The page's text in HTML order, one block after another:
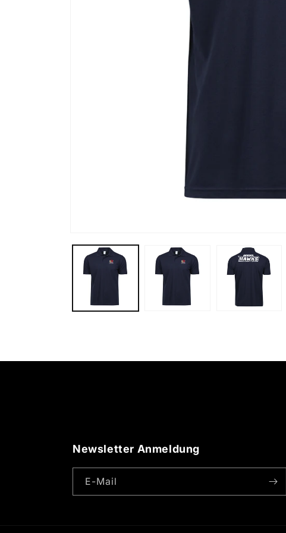
Newsletter Anmeldung
E-Mail